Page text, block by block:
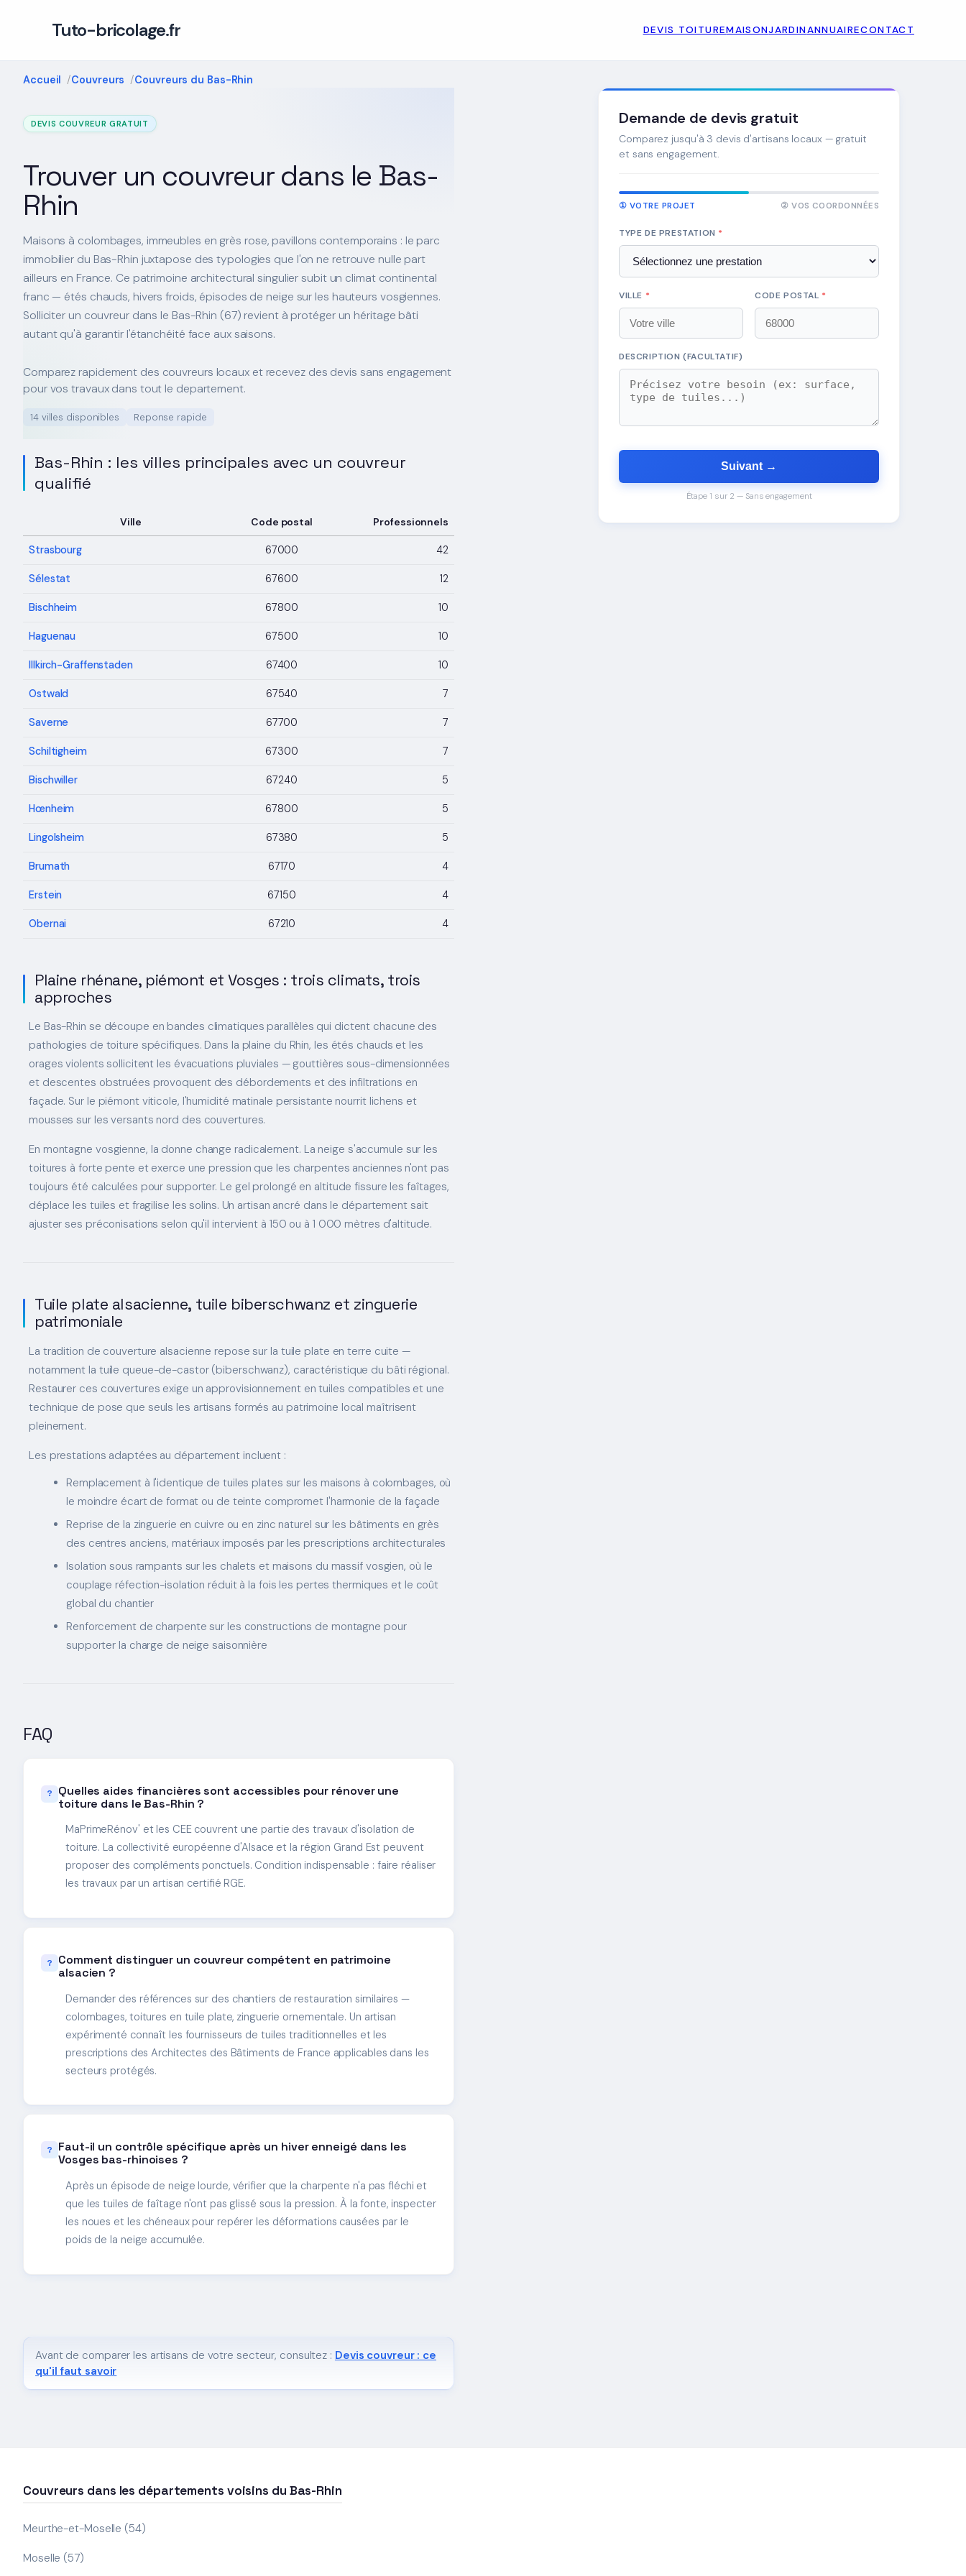
Tuto-bricolage.fr DEVIS TOITUREMAISONJARDINANNUAIRECONTACT
Accueil Couvreurs Couvreurs du Bas-Rhin
DEVIS COUVREUR GRATUIT
Trouver un couvreur dans le Bas-
Rhin
Maisons à colombages, immeubles en grès rose, pavillons contemporains : le parc
immobilier du Bas-Rhin juxtapose des typologies que l'on ne retrouve nulle part
ailleurs en France. Ce patrimoine architectural singulier subit un climat continental
franc — étés chauds, hivers froids, épisodes de neige sur les hauteurs vosgiennes.
Solliciter un couvreur dans le Bas-Rhin (67) revient à protéger un héritage bâti
autant qu'à garantir l'étanchéité face aux saisons.
Comparez rapidement des couvreurs locaux et recevez des devis sans engagement
pour vos travaux dans tout le departement.
14 villes disponibles Reponse rapide
Bas-Rhin : les villes principales avec un couvreur
qualifié
Ville Code postal Professionnels
Strasbourg 67000 42
Sélestat 67600 12
Bischheim 67800 10
Haguenau 67500 10
Illkirch-Graffenstaden 67400 10
Ostwald 67540 7
Saverne 67700 7
Schiltigheim 67300 7
Bischwiller 67240 5
Hœnheim 67800 5
Lingolsheim 67380 5
Brumath 67170 4
Erstein 67150 4
Obernai 67210 4
Plaine rhénane, piémont et Vosges : trois climats, trois
approches
Le Bas-Rhin se découpe en bandes climatiques parallèles qui dictent chacune des
pathologies de toiture spécifiques. Dans la plaine du Rhin, les étés chauds et les
orages violents sollicitent les évacuations pluviales — gouttières sous-dimensionnées
et descentes obstruées provoquent des débordements et des infiltrations en
façade. Sur le piémont viticole, l'humidité matinale persistante nourrit lichens et
mousses sur les versants nord des couvertures.
En montagne vosgienne, la donne change radicalement. La neige s'accumule sur les
toitures à forte pente et exerce une pression que les charpentes anciennes n'ont pas
toujours été calculées pour supporter. Le gel prolongé en altitude fissure les faîtages,
déplace les tuiles et fragilise les solins. Un artisan ancré dans le département sait
ajuster ses préconisations selon qu'il intervient à 150 ou à 1 000 mètres d'altitude.
Tuile plate alsacienne, tuile biberschwanz et zinguerie
patrimoniale
La tradition de couverture alsacienne repose sur la tuile plate en terre cuite —
notamment la tuile queue-de-castor (biberschwanz), caractéristique du bâti régional.
Restaurer ces couvertures exige un approvisionnement en tuiles compatibles et une
technique de pose que seuls les artisans formés au patrimoine local maîtrisent
pleinement.
Les prestations adaptées au département incluent :
Remplacement à l'identique de tuiles plates sur les maisons à colombages, où
le moindre écart de format ou de teinte compromet l'harmonie de la façade
Reprise de la zinguerie en cuivre ou en zinc naturel sur les bâtiments en grès
des centres anciens, matériaux imposés par les prescriptions architecturales
Isolation sous rampants sur les chalets et maisons du massif vosgien, où le
couplage réfection-isolation réduit à la fois les pertes thermiques et le coût
global du chantier
Renforcement de charpente sur les constructions de montagne pour
supporter la charge de neige saisonnière
FAQ
Quelles aides financières sont accessibles pour rénover une
toiture dans le Bas-Rhin ?
MaPrimeRénov' et les CEE couvrent une partie des travaux d'isolation de
toiture. La collectivité européenne d'Alsace et la région Grand Est peuvent
proposer des compléments ponctuels. Condition indispensable : faire réaliser
les travaux par un artisan certifié RGE.
Comment distinguer un couvreur compétent en patrimoine
alsacien ?
Demander des références sur des chantiers de restauration similaires —
colombages, toitures en tuile plate, zinguerie ornementale. Un artisan
expérimenté connaît les fournisseurs de tuiles traditionnelles et les
prescriptions des Architectes des Bâtiments de France applicables dans les
secteurs protégés.
Faut-il un contrôle spécifique après un hiver enneigé dans les
Vosges bas-rhinoises ?
Après un épisode de neige lourde, vérifier que la charpente n'a pas fléchi et
que les tuiles de faîtage n'ont pas glissé sous la pression. À la fonte, inspecter
les noues et les chéneaux pour repérer les déformations causées par le
poids de la neige accumulée.
Avant de comparer les artisans de votre secteur, consultez : Devis couvreur : ce
qu'il faut savoir
Demande de devis gratuit
Comparez jusqu'à 3 devis d'artisans locaux — gratuit
et sans engagement.
① VOTRE PROJET ② VOS COORDONNÉES
TYPE DE PRESTATION *
VILLE * CODE POSTAL *
DESCRIPTION (FACULTATIF)
Suivant →
Étape 1 sur 2 — Sans engagement
Couvreurs dans les départements voisins du Bas-Rhin
Meurthe-et-Moselle (54)
Moselle (57)